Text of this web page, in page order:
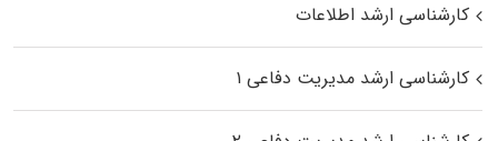
کارشناسی ارشد اطلاعات
کارشناسی ارشد مدیریت دفاعی ۱